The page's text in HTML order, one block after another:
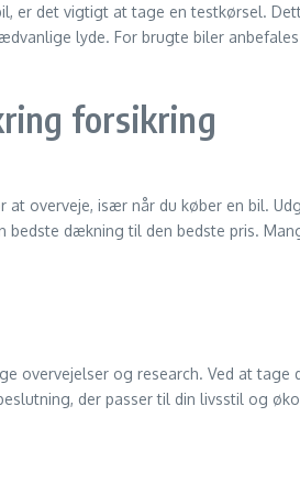
er det vigtigt at tage en testkørsel.
lyde. For brugte biler
forsikring
at overveje, især når du køber en bil.
bedste dækning til den bedste pris.
overvejelser og research. Ved at tage
der passer til din livsstil og